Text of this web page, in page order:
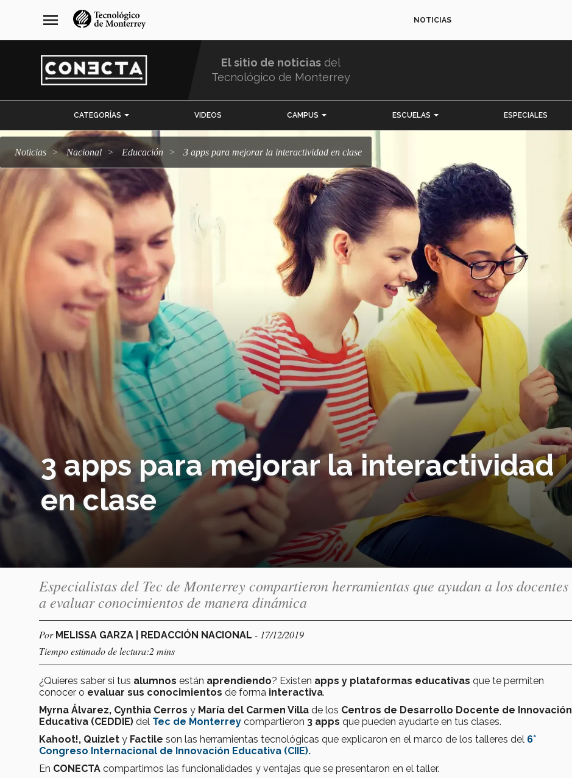
navegación
principal
menu NOTICIAS
El sitio de noticias del
Tecnológico de Monterrey
CATEGORÍAS VIDEOS CAMPUS ESCUELAS ESPECIALES
Noticias Nacional Educación 3 apps para mejorar la interactividad en clase
3 apps para mejorar la interactividad
en clase
Especialistas del Tec de Monterrey compartieron herramientas que ayudan a los docentes
a evaluar conocimientos de manera dinámica
Por MELISSA GARZA | REDACCIÓN NACIONAL - 17/12/2019
Tiempo estimado de lectura:2 mins
¿Quieres saber si tus alumnos están aprendiendo? Existen apps y plataformas educativas que te permiten
conocer o evaluar sus conocimientos de forma interactiva.
Myrna Álvarez, Cynthia Cerros y María del Carmen Villa de los Centros de Desarrollo Docente de Innovación
Educativa (CEDDIE) del Tec de Monterrey compartieron 3 apps que pueden ayudarte en tus clases.
Kahoot!, Quizlet y Factile son las herramientas tecnológicas que explicaron en el marco de los talleres del 6°
Congreso Internacional de Innovación Educativa (CIIE).
En CONECTA compartimos las funcionalidades y ventajas que se presentaron en el taller.